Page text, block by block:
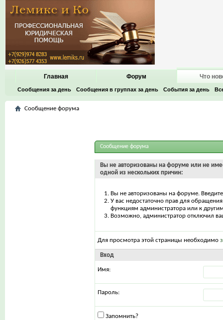
Главная Форум Что
Сообщения за день Сообщения в группах за день События за день
Сообщение форума
Сообщение форума
Вы не авторизованы на форуме или не
одной из нескольких причин:
Вы не авторизованы на форуме.
У вас недостаточно прав для
функциям администратора или к
Возможно, администратор отключил
Для просмотра этой страницы необходимо
Вход
Имя:
Пароль:
Запомнить?